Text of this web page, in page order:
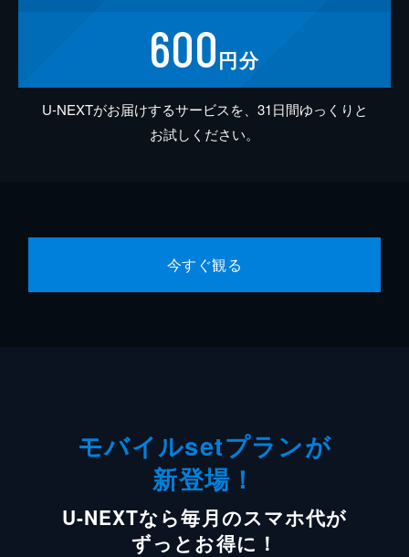
600円分
U-NEXTがお届けするサービスを、31日間ゆっくりと
お試しください。
今すぐ観る
モバイルsetプランが
新登場！
U-NEXTなら毎月のスマホ代が
ずっとお得に！